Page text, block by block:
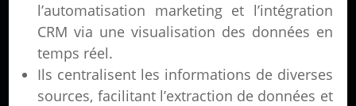
l’automatisation marketing et l’intégration
CRM via une visualisation des données en
temps réel.
Ils centralisent les informations de diverses
sources, facilitant l’extraction de données et